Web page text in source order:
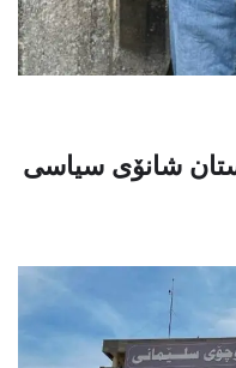
شانۆی سیاسی